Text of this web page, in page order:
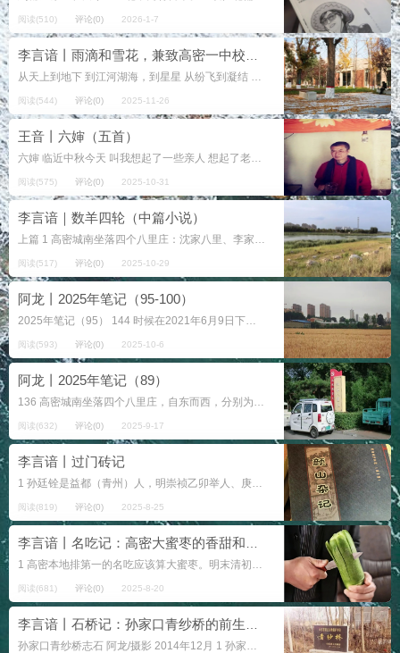
阅读(510) 评论(0) 2026-1-7
从天上到地下 到江河湖海，到星星 从纷飞到凝结 到流浪的旷野，到驻足 从第一个问号 到长成树，到每一条清醒的蹊径 从五龙河，从胶河 从潍河，从胶莱河，从北境四...
阅读(544) 评论(0) 2025-11-26
王音丨六婶（五首）
六婶 临近中秋今天 叫我想起了一些亲人 想起了老家的六婶 文革年间遣返回老家 除了亲娘舅家 对我们家最好 的就是六婶了，没有之一 善良淳朴的六婶要饭出身 她文革前嫁给了 高密东北乡头号大地主 王文光的小儿子（我六叔...
阅读(575) 评论(0) 2025-10-31
李言谙｜数羊四轮（中篇小说）
上篇 1 高密城南坐落四个八里庄：沈家八里、李家八里、张家八里和侯家八里。1979年，从城北五里桥起步，开始往南修一条大路，最早叫大庆路，1984年...
阅读(517) 评论(0) 2025-10-29
阿龙丨2025年笔记（95-100）
2025年笔记（95） 144 时候在2021年6月9日下午两点半左右，过了芒种的第四天，再过四天就是端午节。我从两个节的中间沿泥巴小路朝东走，南边是卣坊庄，一个东西...
阅读(593) 评论(0) 2025-10-6
阿龙丨2025年笔记（89）
136 高密城南坐落四个八里庄，自东而西，分别为沈家八里、李家八里和张家八里、侯家八里。1979年，从城北五里桥起步，开始往南修建一条大路，最早叫大庆路，1984年改名交通路，现今定名为...
阅读(632) 评论(0) 2025-9-17
李言谙丨过门砖记
1 孙廷铨是益都（青州）人，明崇祯乙卯举人、庚辰进士，后来，他在朝廷做过康熙皇帝的老师，被赐“为帝师者”匾额和龙服黑狐。孙廷铨在博山做过官，博山民间俗称孙阁老，尤以著作《颜山杂记》名。《...
阅读(819) 评论(0) 2025-8-25
1 高密本地排第一的名吃应该算大蜜枣。明末清初，由胡姓开设的永和糕点店首创。以后，各家作坊跟着学，自个儿都也钻研，在配料和工艺逐渐完善的过程中，至少在胶东半岛这个范围，开创了好名声，吃服...
阅读(681) 评论(0) 2025-8-20
孙家口青纱桥志石 阿龙/摄影 2014年12月 1 孙家口村北一块志石，正面镌刻： 山东省重点文物保护单位 青纱桥 山东省人民政府 二零一三年十月...